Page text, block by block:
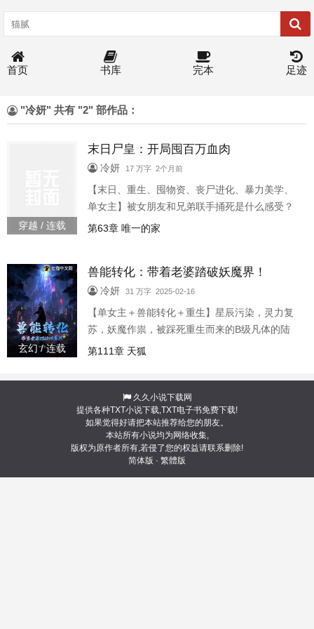
首页 书库 完本 足迹
"冷妍" 共有 "2" 部作品：
穿越 / 连载
末日尸皇：开局囤百万血肉
冷妍 17 万字 2个月前
【末日、重生、囤物资、丧尸进化、暴力美学、
单女主】被女朋友和兄弟联手捅死是什么感受？
许木有幸体会了一次。带着无尽恨意重生末日七
军火库，在末日第一天，化身唯一保留人类意识
的行尸！别的丧尸吃人，他却招揽强大的变异丧
尸，在尸潮中建立等级森严的帝国。当背叛他的
前女友和发小站在人类联军前，大义凛然地要清
第63章 唯一的家
玄幻 / 连载
兽能转化：带着老婆踏破妖魔界！
冷妍 31 万字 2025-02-16
【单女主＋兽能转化＋重生】星辰污染，灵力复
苏，妖魔作祟，被踩死重生而来的B级凡体的陆
璟，获得兽能转化的外挂，把前世残死的小青梅
第111章 天狐
久久小说下载网
提供各种TXT小说下载,TXT电子书免费下载!
如果觉得好请把本站推荐给您的朋友。
本站所有小说均为网络收集,
版权为原作者所有,若侵了您的权益请联系删除!
简体版 · 繁體版